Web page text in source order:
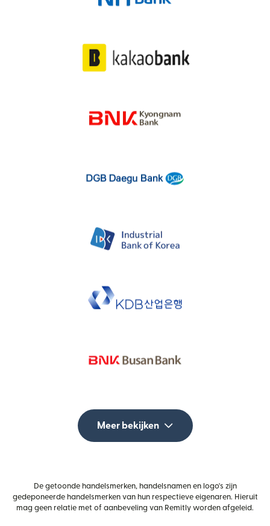
Meer bekijken
De getoonde handelsmerken, handelsnamen en logo's zijn
gedeponeerde handelsmerken van hun respectieve eigenaren. Hieruit
mag geen relatie met of aanbeveling van Remitly worden afgeleid.